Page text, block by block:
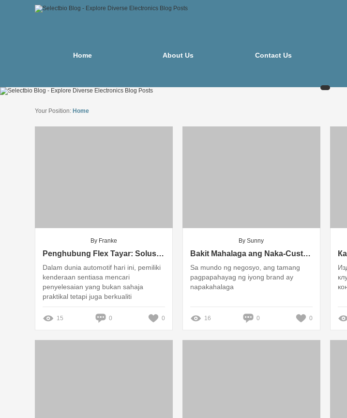
Home About Us Contact Us
Your Position: Home
By Franke
Penghubung Flex Tayar: Solusi Mudah dan Berkualiti untuk Kenderaan Anda!
Dalam dunia automotif hari ini, pemiliki
kenderaan sentiasa mencari
penyelesaian yang bukan sahaja
praktikal tetapi juga berkualiti
15 0 0
By Sunny
Bakit Mahalaga ang Naka-Custom na Channel Letter Sign sa Negosyo Mo?
Sa mundo ng negosyo, ang tamang
pagpapahayag ng iyong brand ay
napakahalaga
16 0 0